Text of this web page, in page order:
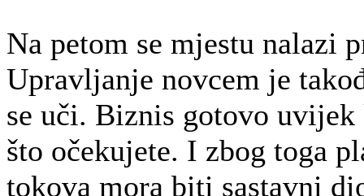
Na petom se mjestu nalazi
Upravljanje novcem je
se uči. Biznis gotovo uvijek
što očekujete. I zbog toga
tokova mora biti sastavni